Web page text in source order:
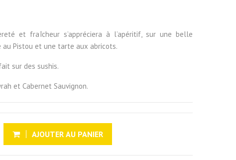
et fraîcheur s’appréciera à l’apéritif, sur une belle
au Pistou et une tarte aux abricots.
sur des sushis.
et Cabernet Sauvignon.
AJOUTER AU PANIER